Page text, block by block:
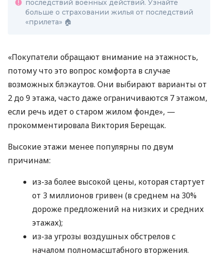
последствий военных действий. Узнайте
больше о страховании жилья от последствий
«прилета» 🏠
«Покупатели обращают внимание на этажность,
потому что это вопрос комфорта в случае
возможных блэкаутов. Они выбирают варианты от
2 до 9 этажа, часто даже ограничиваются 7 этажом,
если речь идет о старом жилом фонде», —
прокомментировала Виктория Берещак.
Высокие этажи менее популярны по двум
причинам:
из-за более высокой цены, которая стартует
от 3 миллионов гривен (в среднем на 30%
дороже предложений на низких и средних
этажах);
из-за угрозы воздушных обстрелов с
началом полномасштабного вторжения.